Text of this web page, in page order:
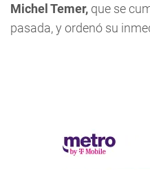
Michel Temer, que se
pasada, y ordenó su